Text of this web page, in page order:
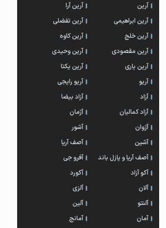
آرین
آرین آرا
آرین ابراهیمی
آرین تفضلی
آرین خلج
آرین کاوه
آرین مقصودی
آرین وحیدی
آرین یاری
آرین یکتا
آریو
آریو رایجی
آزاد
آزاد بیضا
آزاد کمالیان
آژمان
آژوان
آشور
آشین
آصف آریا
آصف آریا و پازل باند
آفرو جی
آکو آزاد
آکورد
آلان
آلزی
آلنتو
آلین
آمان
آمانج